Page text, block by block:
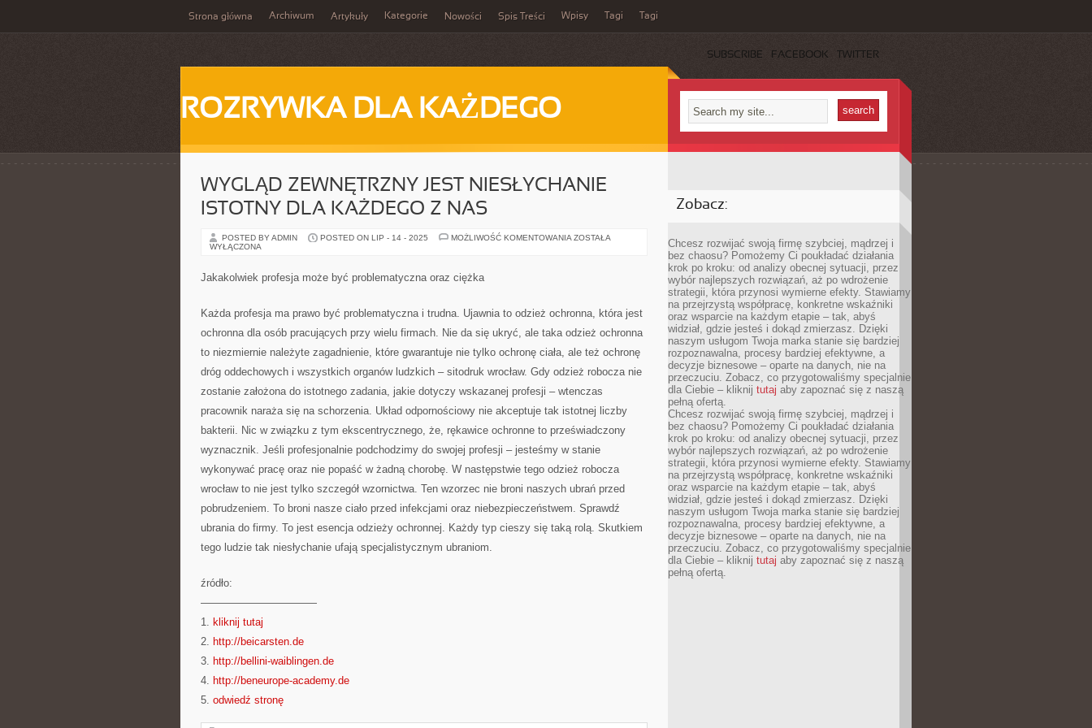
Strona główna Archiwum Artykuły Kategorie Nowości Spis Treści Wpisy Tagi Tagi
SUBSCRIBE FACEBOOK TWITTER
ROZRYWKA DLA KAŻDEGO
WYGLĄD ZEWNĘTRZNY JEST NIESŁYCHANIE
ISTOTNY DLA KAŻDEGO Z NAS
POSTED BY ADMIN POSTED ON LIP - 14 - 2025 MOŻLIWOŚĆ KOMENTOWANIA WYGLĄD
ZOSTAŁA
WYŁĄCZONA
Jakakolwiek profesja może być problematyczna oraz ciężka
Każda profesja ma prawo być problematyczna i trudna. Ujawnia to odzież ochronna, która jest
ochronna dla osób pracujących przy wielu firmach. Nie da się ukryć, ale taka odzież ochronna
to niezmiernie należyte zagadnienie, które gwarantuje nie tylko ochronę ciała, ale też ochronę
dróg oddechowych i wszystkich organów ludzkich – sitodruk wrocław. Gdy odzież robocza nie
zostanie założona do istotnego zadania, jakie dotyczy wskazanej profesji – wtenczas
pracownik naraża się na schorzenia. Układ odpornościowy nie akceptuje tak istotnej liczby
bakterii. Nic w związku z tym ekscentrycznego, że, rękawice ochronne to przeświadczony
wyznacznik. Jeśli profesjonalnie podchodzimy do swojej profesji – jesteśmy w stanie
wykonywać pracę oraz nie popaść w żadną chorobę. W następstwie tego odzież robocza
wrocław to nie jest tylko szczegół wzornictwa. Ten wzorzec nie broni naszych ubrań przed
pobrudzeniem. To broni nasze ciało przed infekcjami oraz niebezpieczeństwem. Sprawdź
ubrania do firmy. To jest esencja odzieży ochronnej. Każdy typ cieszy się taką rolą. Skutkiem
tego ludzie tak niesłychanie ufają specjalistycznym ubraniom.
źródło:
———————————
1. kliknij tutaj
2. http://beicarsten.de
3. http://bellini-waiblingen.de
4. http://beneurope-academy.de
5. odwiedź stronę
Zobacz:
Chcesz rozwijać swoją firmę szybciej, mądrzej i
bez chaosu? Pomożemy Ci poukładać działania
krok po kroku: od analizy obecnej sytuacji, przez
wybór najlepszych rozwiązań, aż po wdrożenie
strategii, która przynosi wymierne efekty. Stawiamy
na przejrzystą współpracę, konkretne wskaźniki
oraz wsparcie na każdym etapie – tak, abyś
widział, gdzie jesteś i dokąd zmierzasz. Dzięki
naszym usługom Twoja marka stanie się bardziej
rozpoznawalna, procesy bardziej efektywne, a
decyzje biznesowe – oparte na danych, nie na
przeczuciu. Zobacz, co przygotowaliśmy specjalnie
dla Ciebie – kliknij tutaj aby zapoznać się z naszą
pełną ofertą.
Chcesz rozwijać swoją firmę szybciej, mądrzej i
bez chaosu? Pomożemy Ci poukładać działania
krok po kroku: od analizy obecnej sytuacji, przez
wybór najlepszych rozwiązań, aż po wdrożenie
strategii, która przynosi wymierne efekty. Stawiamy
na przejrzystą współpracę, konkretne wskaźniki
oraz wsparcie na każdym etapie – tak, abyś
widział, gdzie jesteś i dokąd zmierzasz. Dzięki
naszym usługom Twoja marka stanie się bardziej
rozpoznawalna, procesy bardziej efektywne, a
decyzje biznesowe – oparte na danych, nie na
przeczuciu. Zobacz, co przygotowaliśmy specjalnie
dla Ciebie – kliknij tutaj aby zapoznać się z naszą
pełną ofertą.